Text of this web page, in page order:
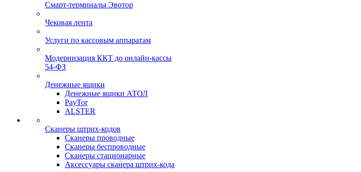
Смарт-терминалы Эвотор
Чековая лента
Услуги по кассовым аппаратам
Модернизация ККТ до онлайн-кассы
54-ФЗ
Денежные ящики
Денежные ящики АТОЛ
PayTor
ALSTER
Сканеры штрих-кодов
Сканеры проводные
Сканеры беспроводные
Сканеры стационарные
Аксессуары сканера штрих-кода